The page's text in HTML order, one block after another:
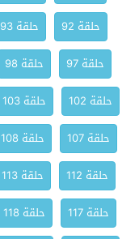
حلقة 92
حلقة 93
حلقة 97
حلقة 98
حلقة 102
حلقة 103
حلقة 107
حلقة 108
حلقة 112
حلقة 113
حلقة 117
حلقة 118